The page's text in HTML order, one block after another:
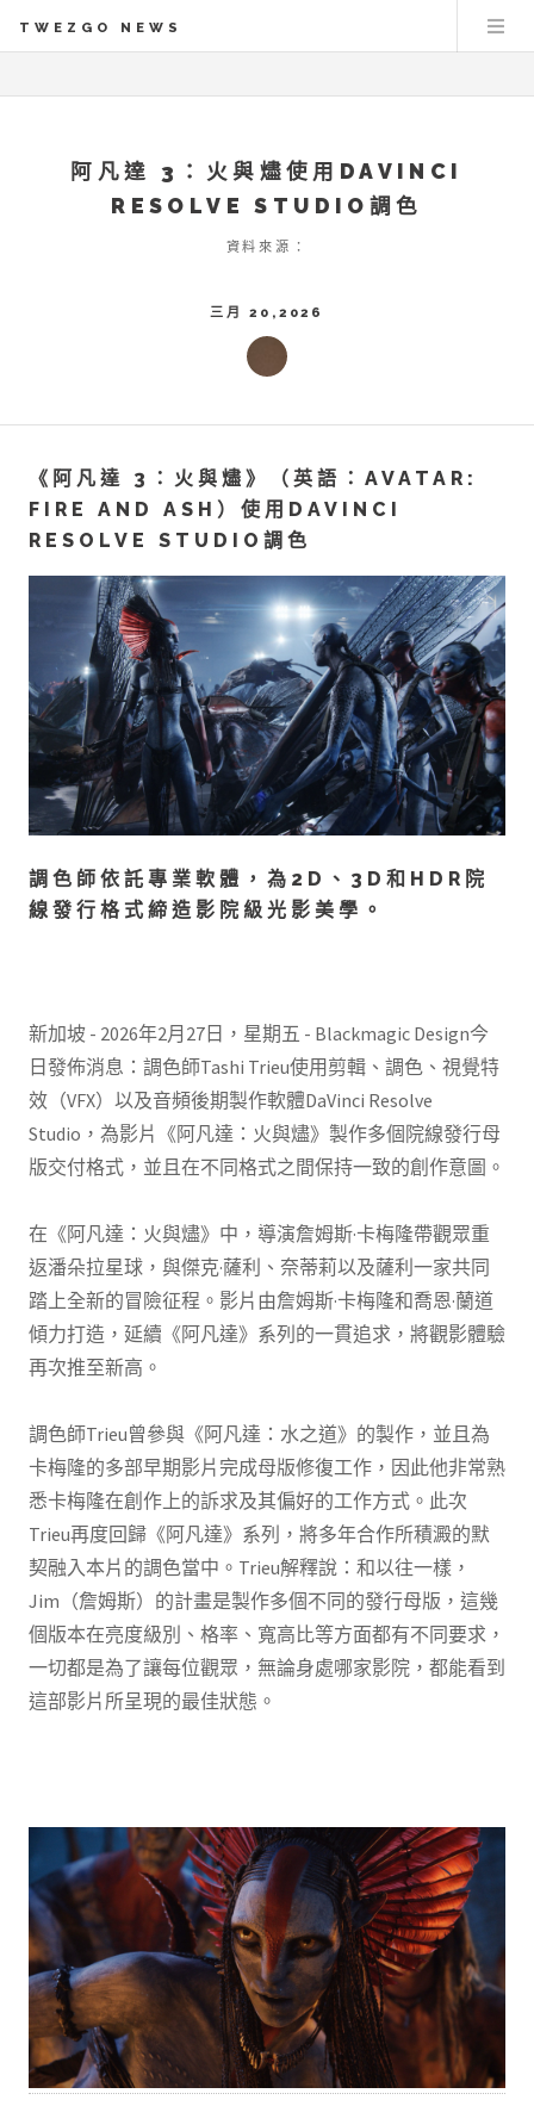
TWEZGO NEWS
阿凡達 3：火與燼使用DAVINCI
RESOLVE STUDIO調色
資料來源：
三月 20,2026
《阿凡達 3：火與燼》（英語：AVATAR:
FIRE AND ASH）使用DAVINCI
RESOLVE STUDIO調色
調色師依託專業軟體，為2D、3D和HDR院
線發行格式締造影院級光影美學。
新加坡 - 2026年2月27日，星期五 - Blackmagic Design今
日發佈消息：調色師Tashi Trieu使用剪輯、調色、視覺特
效（VFX）以及音頻後期製作軟體DaVinci Resolve
Studio，為影片《阿凡達：火與燼》製作多個院線發行母
版交付格式，並且在不同格式之間保持一致的創作意圖。
在《阿凡達：火與燼》中，導演詹姆斯·卡梅隆帶觀眾重
返潘朵拉星球，與傑克·薩利、奈蒂莉以及薩利一家共同
踏上全新的冒險征程。影片由詹姆斯·卡梅隆和喬恩·蘭道
傾力打造，延續《阿凡達》系列的一貫追求，將觀影體驗
再次推至新高。
調色師Trieu曾參與《阿凡達：水之道》的製作，並且為
卡梅隆的多部早期影片完成母版修復工作，因此他非常熟
悉卡梅隆在創作上的訴求及其偏好的工作方式。此次
Trieu再度回歸《阿凡達》系列，將多年合作所積澱的默
契融入本片的調色當中。Trieu解釋說：和以往一樣，
Jim（詹姆斯）的計畫是製作多個不同的發行母版，這幾
個版本在亮度級別、格率、寬高比等方面都有不同要求，
一切都是為了讓每位觀眾，無論身處哪家影院，都能看到
這部影片所呈現的最佳狀態。